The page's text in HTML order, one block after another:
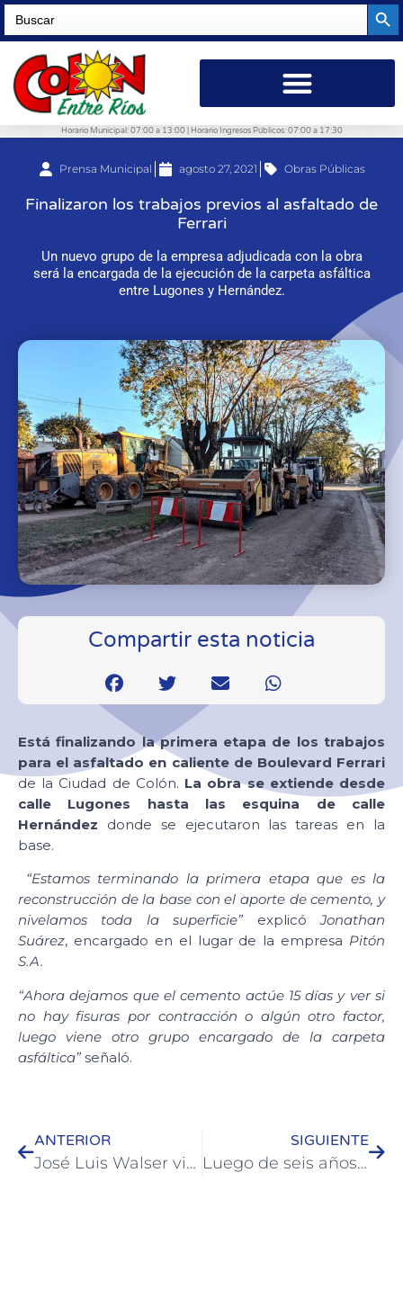
Search
for:
Horario Municipal: 07:00 a 13:00 | Horario Ingresos Públicos: 07:00 a 17:30
Prensa Municipal agosto 27, 2021 Obras Públicas
Finalizaron los trabajos previos al asfaltado de
Ferrari
Un nuevo grupo de la empresa adjudicada con la obra
será la encargada de la ejecución de la carpeta asfáltica
entre Lugones y Hernández.
Compartir esta noticia
Está finalizando la primera etapa de los trabajos
para el asfaltado en caliente de Boulevard Ferrari
de la Ciudad de Colón. La obra se extiende desde
calle Lugones hasta las esquina de calle
Hernández donde se ejecutaron las tareas en la
base.
“Estamos terminando la primera etapa que es la
reconstrucción de la base con el aporte de cemento, y
nivelamos toda la superficie”explicóJonathan
Suárez, encargado en el lugar de la empresa Pitón
S.A.
“Ahora dejamos que el cemento actúe 15 días y ver si
no hay fisuras por contracción o algún otro factor,
luego viene otro grupo encargado de la carpeta
asfáltica”señaló.
ANTERIOR
José Luis Walser visitó el CIC para saludar a las vacunadoras en su día
SIGUIENTE
Luego de seis años de espera fue destrabada la situación de vecinos colonenses propietarios de terrenos